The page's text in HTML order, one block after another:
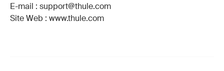
E-mail : support@thule.com
Site Web : www.thule.com